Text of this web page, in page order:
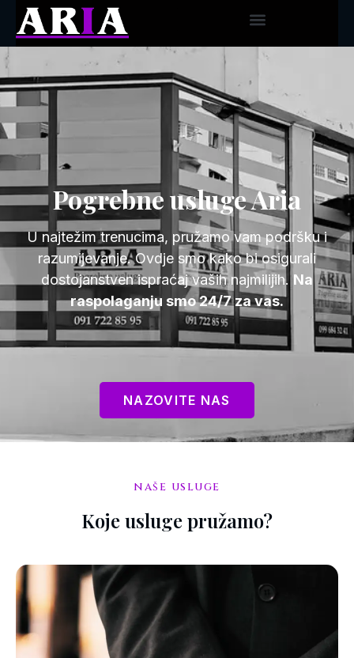
Pogrebne usluge Aria
U najtežim trenucima, pružamo vam podršku i
razumijevanje. Ovdje smo kako bi osigurali
dostojanstven ispraćaj vaših najmilijih. Na
raspolaganju smo 24/7 za vas.
NAZOVITE NAS
naše usluge
Koje usluge pružamo?